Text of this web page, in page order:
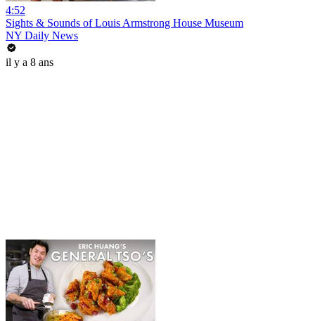
4:52
Sights & Sounds of Louis Armstrong House Museum
NY Daily News
il y a 8 ans